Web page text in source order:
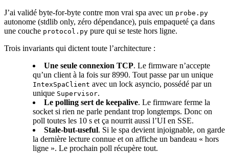
J’ai validé byte-for-byte contre mon vrai spa avec un probe.py
autonome (stdlib only, zéro dépendance), puis empaqueté ça dans
une couche protocol.py pure qui se teste hors ligne.
Trois invariants qui dictent toute l’architecture :
Une seule connexion TCP. Le firmware n’accepte
qu’un client à la fois sur 8990. Tout passe par un unique
IntexSpaClient avec un lock asyncio, possédé par un
unique Supervisor.
Le polling sert de keepalive. Le firmware ferme la
socket si rien ne parle pendant trop longtemps. Donc on
poll toutes les 10 s et ça nourrit aussi l’UI en SSE.
Stale-but-useful. Si le spa devient injoignable, on garde
la dernière lecture connue et on affiche un bandeau « hors
ligne ». Le prochain poll récupère tout.